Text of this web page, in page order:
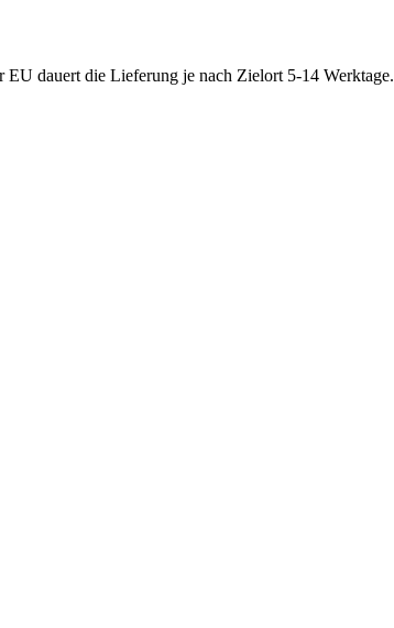
dauert die Lieferung je nach Zielort 5-14 Werktage.